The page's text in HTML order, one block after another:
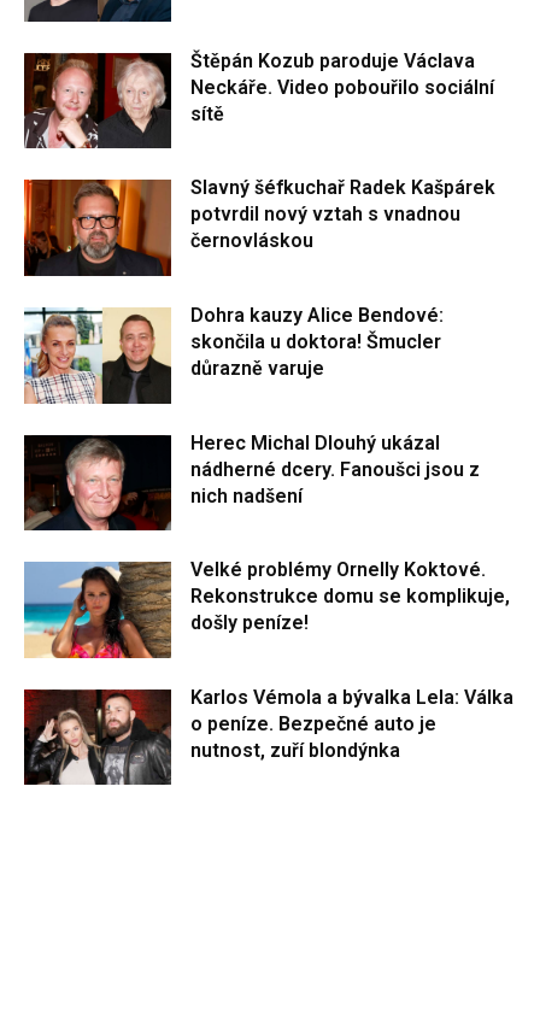
Štěpán Kozub paroduje Václava
Neckáře. Video pobouřilo sociální
sítě
Slavný šéfkuchař Radek Kašpárek
potvrdil nový vztah s vnadnou
černovláskou
Dohra kauzy Alice Bendové:
skončila u doktora! Šmucler
důrazně varuje
Herec Michal Dlouhý ukázal
nádherné dcery. Fanoušci jsou z
nich nadšení
Velké problémy Ornelly Koktové.
Rekonstrukce domu se komplikuje,
došly peníze!
Karlos Vémola a bývalka Lela: Válka
o peníze. Bezpečné auto je
nutnost, zuří blondýnka